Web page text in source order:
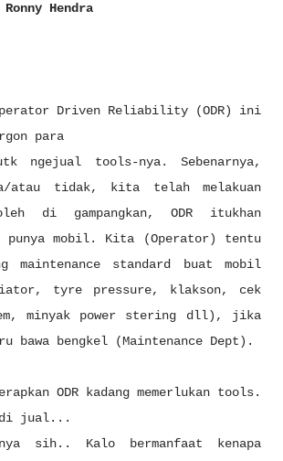
Hendra
Driven Reliability (ODR) ini
para
ngejual tools-nya. Sebenarnya,
atau tidak, kita telah melakuan
di gampangkan, ODR itukhan
mobil. Kita (Operator) tentu
maintenance standard buat mobil
tyre pressure, klakson, cek
minyak power stering dll), jika
bawa bengkel (Maintenance Dept).
ODR kadang memerlukan tools.
di jual...
sih.. Kalo bermanfaat kenapa